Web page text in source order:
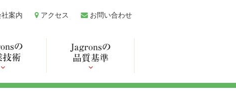
社案内 アクセス お問い合わせ